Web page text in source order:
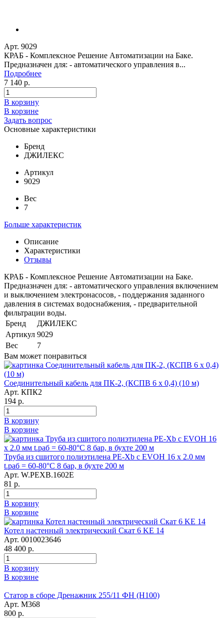
Арт. 9029
КРАБ - Комплексное Решение Автоматизации на Баке.
Предназначен для: - автоматического управления в...
Подробнее
7 140 р.
В корзину
В корзине
Задать вопрос
Основные характеристики
Бренд
ДЖИЛЕКС
Артикул
9029
Вес
7
Больше характеристик
Описание
Характеристики
Отзывы
КРАБ - Комплексное Решение Автоматизации на Баке.
Предназначен для: - автоматического управления включением
и выключением электронасосов, - поддержания заданного
давления в системах водоснабжения, - предварительной
фильтрации воды.
Бренд
ДЖИЛЕКС
Артикул 9029
Вес
7
Вам может понравиться
Соединительный кабель для ПК-2, (КСПВ 6 х 0,4) (10 м)
Арт. КПК2
194 р.
В корзину
В корзине
Труба из сшитого полиэтилена PE-Xb с EVOH 16 x 2.0 мм
t.раб = 60-80°C 8 бар, в бухте 200 м
Арт. W.PEXB.1602E
81 р.
В корзину
В корзине
Котел настенный электрический Скат 6 KE 14
Арт. 0010023646
48 400 р.
В корзину
В корзине
Статор в сборе Дренажник 255/11 ФН (Н100)
Арт. М368
800 р.